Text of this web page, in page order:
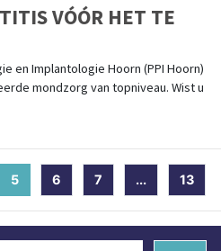
VÓÓR HET TE
en Implantologie Hoorn (PPI Hoorn)
mondzorg van topniveau. Wist u
5(current)
6 7 ... 13